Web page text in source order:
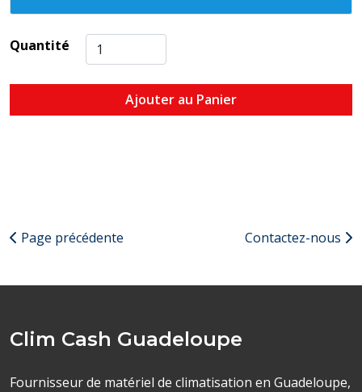
Quantité
Ajouter au Panier
Page précédente Contactez-nous
Clim Cash Guadeloupe
Fournisseur de matériel de climatisation en Guadeloupe,